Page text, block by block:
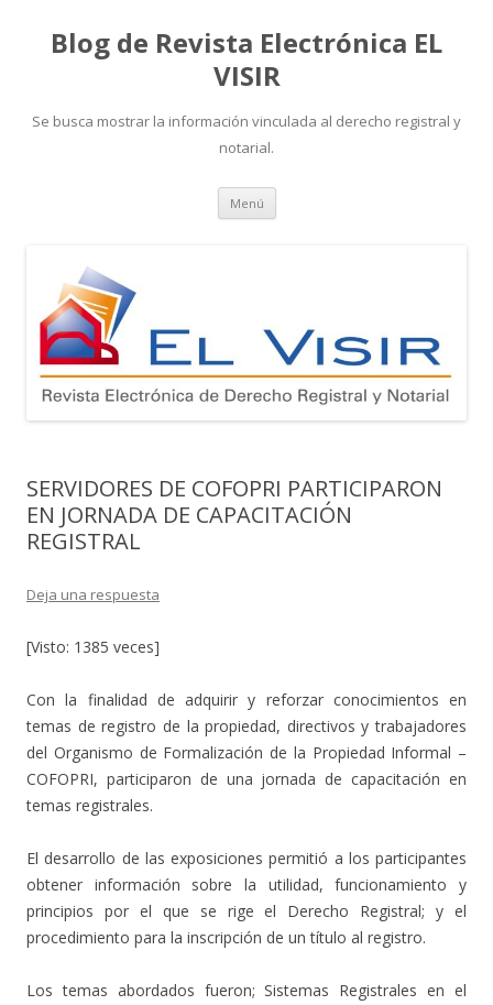
Blog de Revista Electrónica EL
VISIR
Se busca mostrar la información vinculada al derecho registral y
notarial.
Menú Ir
contenido
SERVIDORES DE COFOPRI PARTICIPARON
EN JORNADA DE CAPACITACIÓN
REGISTRAL
Deja una respuesta
[Visto: 1385 veces]
Con la finalidad de adquirir y reforzar conocimientos en
temas de registro de la propiedad, directivos y trabajadores
del Organismo de Formalización de la Propiedad Informal –
COFOPRI, participaron de una jornada de capacitación en
temas registrales.
El desarrollo de las exposiciones permitió a los participantes
obtener información sobre la utilidad, funcionamiento y
principios por el que se rige el Derecho Registral; y el
procedimiento para la inscripción de un título al registro.
Los temas abordados fueron; Sistemas Registrales en el